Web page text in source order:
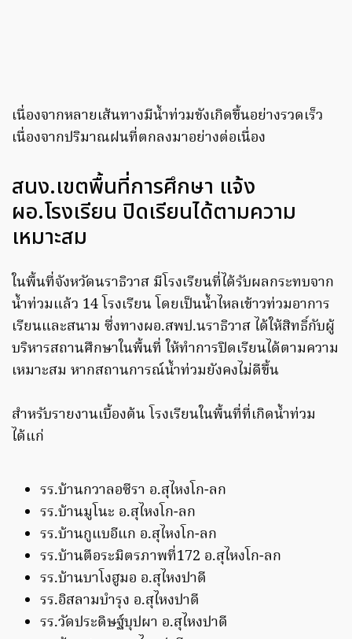
เนื่องจากหลายเส้นทางมีน้ำท่วมขังเกิดขึ้นอย่างรวดเร็ว
เนื่องจากปริมาณฝนที่ตกลงมาอย่างต่อเนื่อง
สนง.เขตพื้นที่การศึกษา แจ้ง
ผอ.โรงเรียน ปิดเรียนได้ตามความ
เหมาะสม
ในพื้นที่จังหวัดนราธิวาส มีโรงเรียนที่ได้รับผลกระทบจาก
น้ำท่วมแล้ว 14 โรงเรียน โดยเป็นน้ำไหลเข้าวท่วมอาการ
เรียนและสนาม ซึ่งทางผอ.สพป.นราธิวาส ได้ให้สิทธิ์กับผู้
บริหารสถานศึกษาในพื้นที่ ให้ทำการปิดเรียนได้ตามความ
เหมาะสม หากสถานการณ์น้ำท่วมยังคงไม่ดีขึ้น
สำหรับรายงานเบื้องต้น โรงเรียนในพื้นที่ที่เกิดน้ำท่วม
ได้แก่
รร.บ้านกวาลอซีรา อ.สุไหงโก-ลก
รร.บ้านมูโนะ อ.สุไหงโก-ลก
รร.บ้านกูแบอีแก อ.สุไหงโก-ลก
รร.บ้านตือระมิตรภาพที่172 อ.สุไหงโก-ลก
รร.บ้านบาโงฮูมอ อ.สุไหงปาดี
รร.อิสลามบำรุง อ.สุไหงปาดี
รร.วัดประดิษฐ์บุปผา อ.สุไหงปาดี